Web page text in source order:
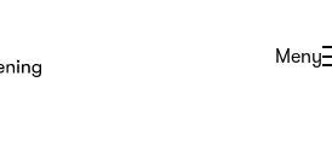
Åpne
Meny